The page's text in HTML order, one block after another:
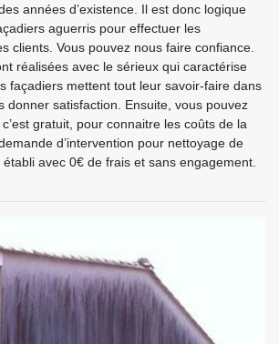
années d’existence. Il est donc logique
aguerris pour effectuer les
clients. Vous pouvez nous faire confiance.
réalisées avec le sérieux qui caractérise
façadiers mettent tout leur savoir-faire dans
donner satisfaction. Ensuite, vous pouvez
gratuit, pour connaitre les coûts de la
d’intervention pour nettoyage de
avec 0€ de frais et sans engagement.